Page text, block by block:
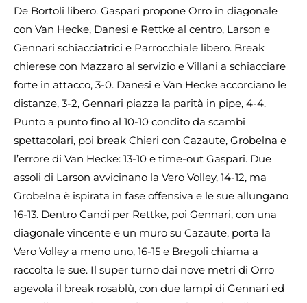
De Bortoli libero. Gaspari propone Orro in diagonale
con Van Hecke, Danesi e Rettke al centro, Larson e
Gennari schiacciatrici e Parrocchiale libero. Break
chierese con Mazzaro al servizio e Villani a schiacciare
forte in attacco, 3-0. Danesi e Van Hecke accorciano le
distanze, 3-2, Gennari piazza la parità in pipe, 4-4.
Punto a punto fino al 10-10 condito da scambi
spettacolari, poi break Chieri con Cazaute, Grobelna e
l’errore di Van Hecke: 13-10 e time-out Gaspari. Due
assoli di Larson avvicinano la Vero Volley, 14-12, ma
Grobelna è ispirata in fase offensiva e le sue allungano
16-13. Dentro Candi per Rettke, poi Gennari, con una
diagonale vincente e un muro su Cazaute, porta la
Vero Volley a meno uno, 16-15 e Bregoli chiama a
raccolta le sue. Il super turno dai nove metri di Orro
agevola il break rosablù, con due lampi di Gennari ed